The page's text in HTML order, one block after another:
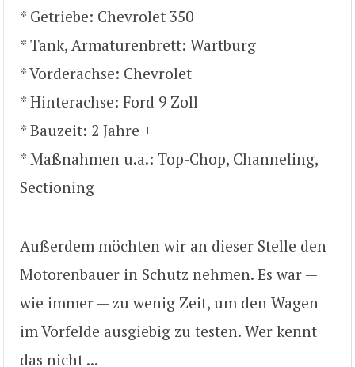
* Getriebe: Chevrolet 350
* Tank, Armaturenbrett: Wartburg
* Vorderachse: Chevrolet
* Hinterachse: Ford 9 Zoll
* Bauzeit: 2 Jahre +
* Maßnahmen u.a.: Top-Chop, Channeling,
Sectioning
Außerdem möchten wir an dieser Stelle den
Motorenbauer in Schutz nehmen. Es war —
wie immer — zu wenig Zeit, um den Wagen
im Vorfelde ausgiebig zu testen. Wer kennt
das nicht ...